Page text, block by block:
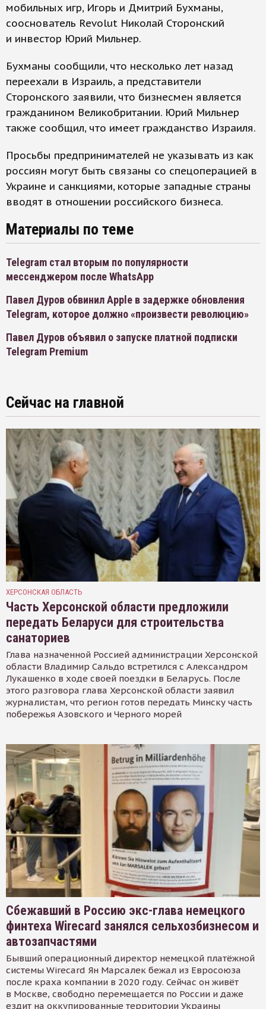
мобильных игр, Игорь и Дмитрий Бухманы,
сооснователь Revolut Николай Сторонский
и инвестор Юрий Мильнер.
Бухманы сообщили, что несколько лет назад
переехали в Израиль, а представители
Сторонского заявили, что бизнесмен является
гражданином Великобритании. Юрий Мильнер
также сообщил, что имеет гражданство Израиля.
Просьбы предпринимателей не указывать из как
россиян могут быть связаны со спецоперацией в
Украине и санкциями, которые западные страны
вводят в отношении российского бизнеса.
Материалы по теме
Telegram стал вторым по популярности
мессенджером после WhatsApp
Павел Дуров обвинил Apple в задержке обновления
Telegram, которое должно «произвести революцию»
Павел Дуров объявил о запуске платной подписки
Telegram Premium
Сейчас на главной
ХЕРСОНСКАЯ ОБЛАСТЬ
Часть Херсонской области предложили
передать Беларуси для строительства
санаториев
Глава назначенной Россией администрации Херсонской
области Владимир Сальдо встретился с Александром
Лукашенко в ходе своей поездки в Беларусь. После
этого разговора глава Херсонской области заявил
журналистам, что регион готов передать Минску часть
побережья Азовского и Черного морей
Сбежавший в Россию экс-глава немецкого
финтеха Wirecard занялся сельхозбизнесом и
автозапчастями
Бывший операционный директор немецкой платёжной
системы Wirecard Ян Марсалек бежал из Евросоюза
после краха компании в 2020 году. Сейчас он живёт
в Москве, свободно перемещается по России и даже
ездит на оккупированные территории Украины